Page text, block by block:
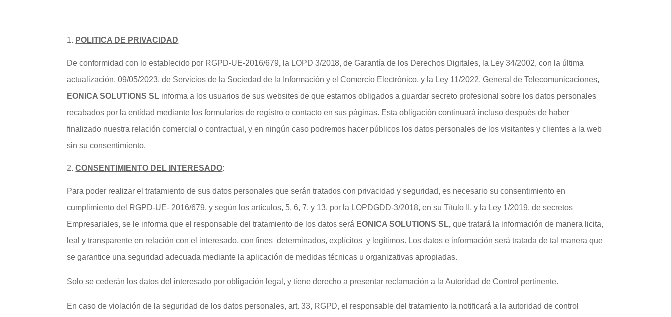
POLITICA DE PRIVACIDAD
De conformidad con lo establecido por RGPD-UE-2016/679, la LOPD 3/2018, de Garantía de los Derechos Digitales, la Ley 34/2002, con la última
actualización, 09/05/2023, de Servicios de la Sociedad de la Información y el Comercio Electrónico, y la Ley 11/2022, General de Telecomunicaciones,
EONICA SOLUTIONS SL informa a los usuarios de sus websites de que estamos obligados a guardar secreto profesional sobre los datos personales
recabados por la entidad mediante los formularios de registro o contacto en sus páginas. Esta obligación continuará incluso después de haber
finalizado nuestra relación comercial o contractual, y en ningún caso podremos hacer públicos los datos personales de los visitantes y clientes a la web
sin su consentimiento.
CONSENTIMIENTO DEL INTERESADO:
Para poder realizar el tratamiento de sus datos personales que serán tratados con privacidad y seguridad, es necesario su consentimiento en
cumplimiento del RGPD-UE- 2016/679, y según los artículos, 5, 6, 7, y 13, por la LOPDGDD-3/2018, en su Título II, y la Ley 1/2019, de secretos
Empresariales, se le informa que el responsable del tratamiento de los datos será EONICA SOLUTIONS SL,que tratará la información de manera licita,
leal y transparente en relación con el interesado, con fines determinados, explícitos y legítimos. Los datos e información será tratada de tal manera que
se garantice una seguridad adecuada mediante la aplicación de medidas técnicas u organizativas apropiadas.
Solo se cederán los datos del interesado por obligación legal, y tiene derecho a presentar reclamación a la Autoridad de Control pertinente.
En caso de violación de la seguridad de los datos personales, art. 33, RGPD, el responsable del tratamiento la notificará a la autoridad de control